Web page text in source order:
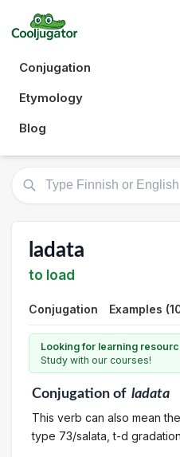
Conjugation
Etymology
Blog
ladata
to load
Conjugation Examples
Looking for learning
Study with our courses!
Conjugationof ladata
This verb can also mean
type 73/salata, t-d gradation